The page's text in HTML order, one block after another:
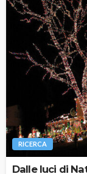
RICERCA
Dalle luci di